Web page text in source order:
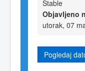
Stable
Objavljeno
utorak, 07
Pogledaj